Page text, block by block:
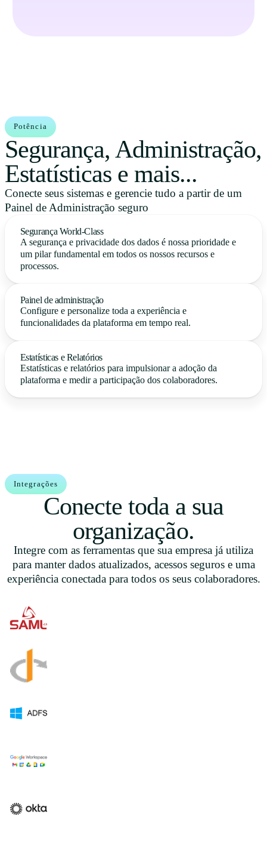
Potência
Segurança, Administração,
Estatísticas e mais...
Conecte seus sistemas e gerencie tudo a partir de um
Painel de Administração seguro
Segurança World-Class
A segurança e privacidade dos dados é nossa prioridade e
um pilar fundamental em todos os nossos recursos e
processos.
Painel de administração
Configure e personalize toda a experiência e
funcionalidades da plataforma em tempo real.
Estatísticas e Relatórios
Estatísticas e relatórios para impulsionar a adoção da
plataforma e medir a participação dos colaboradores.
Integrações
Conecte toda a sua
organização.
Integre com as ferramentas que sua empresa já utiliza
para manter dados atualizados, acessos seguros e uma
experiência conectada para todos os seus colaboradores.